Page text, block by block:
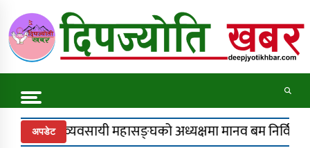
content
Online News Portal
Trending Now
अपडेटमानव बम निर्विरोध अध्यक्ष पदका उम्मेदवार